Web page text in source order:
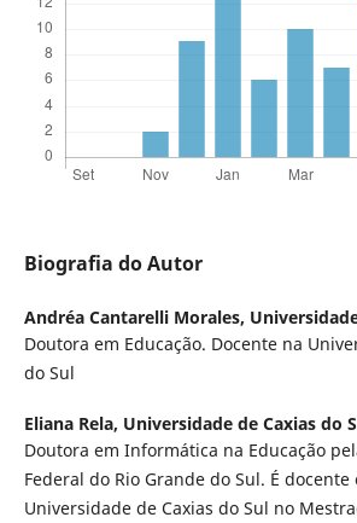
Biografia do Autor
Andréa Cantarelli Morales,
Doutora em Educação. Docente na
do Sul
Eliana Rela, Universidade de Caxias do
Doutora em Informática na Educação
Federal do Rio Grande do Sul. É
Universidade de Caxias do Sul no